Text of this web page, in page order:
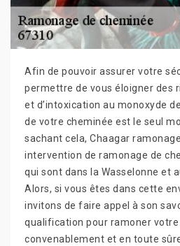
Afin de pouvoir assurer votre
permettre de vous éloigner des
et d’intoxication au monoxyde
de votre cheminée est le seul
sachant cela, Chaagar
intervention de ramonage de
qui sont dans la Wasselonne et
Alors, si vous êtes dans cette
invitons de faire appel à son
qualification pour ramoner votre
convenablement et en toute